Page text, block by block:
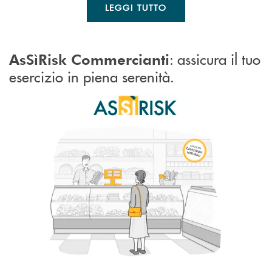
LEGGI TUTTO
AsSìRisk Commercianti: assicura il tuo
esercizio in piena serenità.